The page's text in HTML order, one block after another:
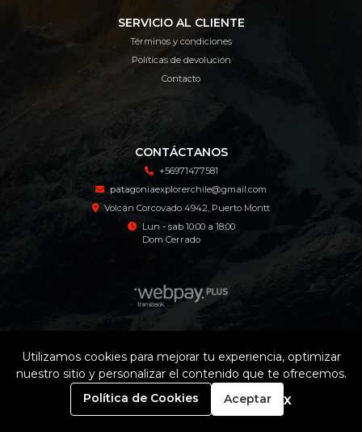
SERVICIO AL CLIENTE
Términos y condiciones
Políticas de devolución
Contacto
CONTÁCTANOS
+56971477581
patagoniaexplorerchile@gmail.com
Volcán Corcovado 4942, Puerto Montt
Lun - sab 10:00 a 18:00
Dom Cerrado
Patagonia Explorer Tienda Online © 2026
¿Te gusta mi tienda? Yo vendo conBsale
0
Utilizamos cookies para mejorar tu experiencia, optimizar
nuestro sitio y personalizar el contenido que te ofrecemos.
Política de Cookies
Aceptar x